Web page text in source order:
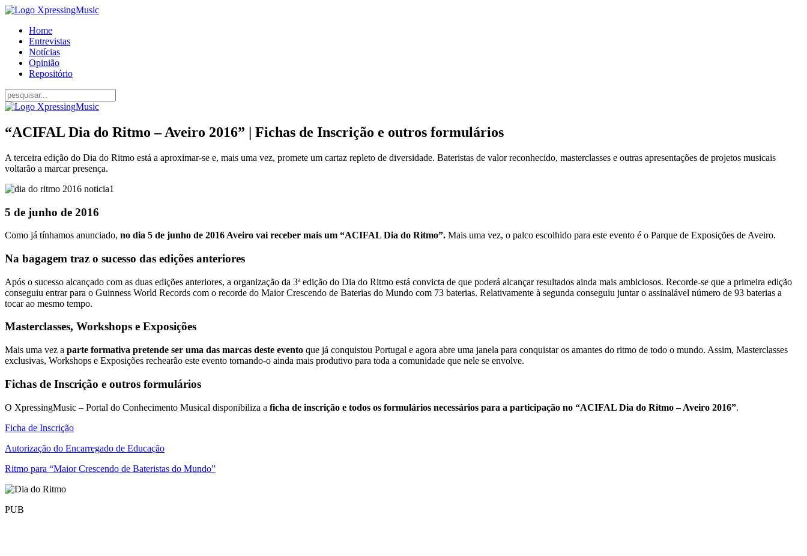
Home
Entrevistas
Notícias
Opinião
Repositório
“ACIFAL Dia do Ritmo – Aveiro 2016” | Fichas de Inscrição e outros formulários
A terceira edição do Dia do Ritmo está a aproximar-se e, mais uma vez, promete um cartaz repleto de diversidade. Bateristas de valor reconhecido, masterclasses e outras apresentações de projetos musicais
voltarão a marcar presença.
5 de junho de 2016
Como já tínhamos anunciado, no dia 5 de junho de 2016 Aveiro vai receber mais um “ACIFAL Dia do Ritmo”. Mais uma vez, o palco escolhido para este evento é o Parque de Exposições de Aveiro.
Na bagagem traz o sucesso das edições anteriores
Após o sucesso alcançado com as duas edições anteriores, a organização da 3ª edição do Dia do Ritmo está convicta de que poderá alcançar resultados ainda mais ambiciosos. Recorde-se que a primeira edição
conseguiu entrar para o Guinness World Records com o recorde do Maior Crescendo de Baterias do Mundo com 73 baterias. Relativamente à segunda conseguiu juntar o assinalável número de 93 baterias a
tocar ao mesmo tempo.
Masterclasses, Workshops e Exposições
Mais uma vez a parte formativa pretende ser uma das marcas deste evento que já conquistou Portugal e agora abre uma janela para conquistar os amantes do ritmo de todo o mundo. Assim, Masterclasses
exclusivas, Workshops e Exposições rechearão este evento tornando-o ainda mais produtivo para toda a comunidade que nele se envolve.
Fichas de Inscrição e outros formulários
O XpressingMusic – Portal do Conhecimento Musical disponibiliza a ficha de inscrição e todos os formulários necessários para a participação no “ACIFAL Dia do Ritmo – Aveiro 2016”.
Ficha de Inscrição
Autorização do Encarregado de Educação
Ritmo para “Maior Crescendo de Bateristas do Mundo”
PUB